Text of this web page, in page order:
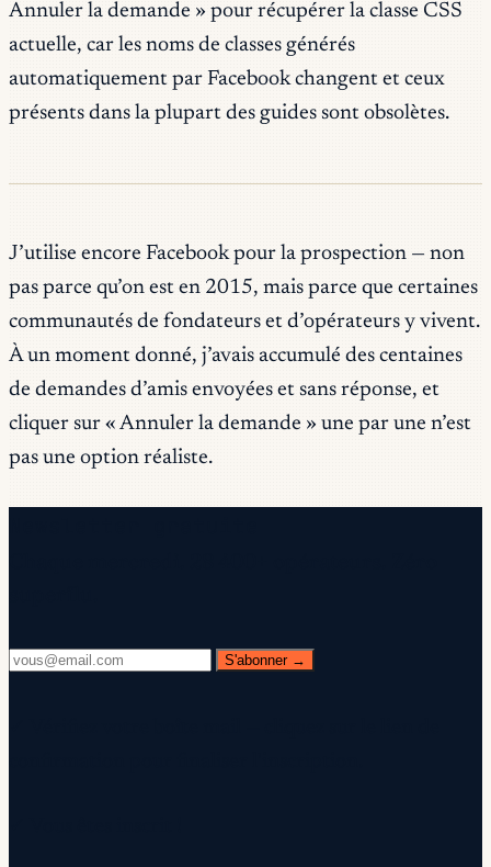
Annuler la demande » pour récupérer la classe CSS
actuelle, car les noms de classes générés
automatiquement par Facebook changent et ceux
présents dans la plupart des guides sont obsolètes.
J’utilise encore Facebook pour la prospection — non
pas parce qu’on est en 2015, mais parce que certaines
communautés de fondateurs et d’opérateurs y vivent.
À un moment donné, j’avais accumulé des centaines
de demandes d’amis envoyées et sans réponse, et
cliquer sur « Annuler la demande » une par une n’est
pas une option réaliste.
S'abonner →